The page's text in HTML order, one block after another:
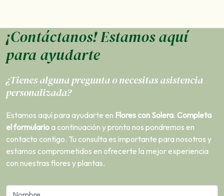
¡Contáctanos! Estamos aquí
para ayudarte
¿Tienes alguna pregunta o necesitas asistencia
personalizada?
Estamos aquí para ayudarte en Flores con Solera. Completa
el formularioa continuación y pronto nos pondremos en
contacto contigo. Tu consulta es importante para nosotros y
estamos comprometidos en ofrecerte la mejor experiencia
con nuestras flores y plantas.